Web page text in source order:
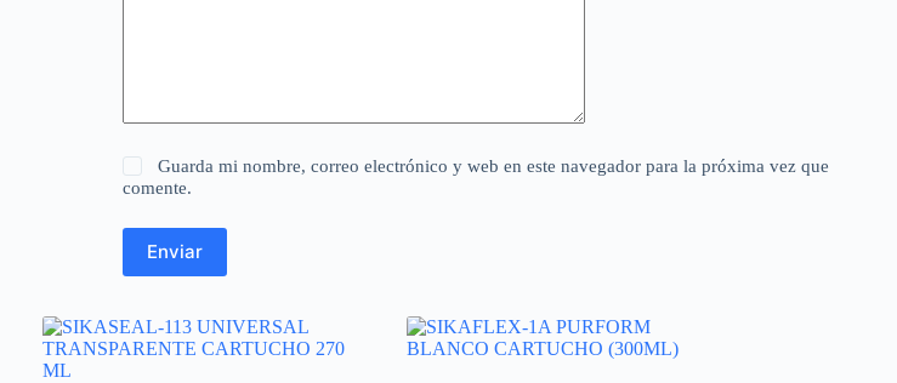
Guarda mi nombre, correo electrónico y web en este navegador para la próxima vez que
comente.
Enviar